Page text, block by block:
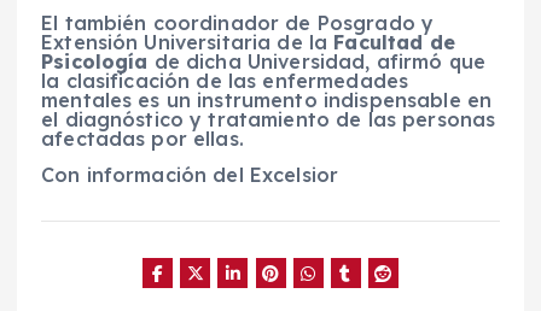
El también coordinador de Posgrado y
Extensión Universitaria de la Facultad de
Psicología de dicha Universidad, afirmó que
la clasificación de las enfermedades
mentales es un instrumento indispensable en
el diagnóstico y tratamiento de las personas
afectadas por ellas.
Con información del Excelsior